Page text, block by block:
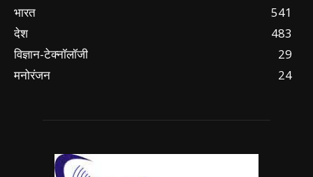
भारत
541
देश
483
विज्ञान-टेक्नॉलॉजी
29
मनोरंजन
24